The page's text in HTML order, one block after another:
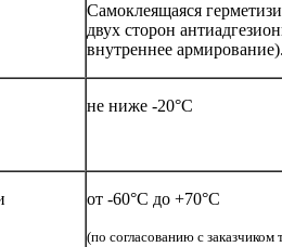
Самоклеящаяся
двух сторон
внутреннее армирование).
не ниже -20°С
от -60°С до +70°С
(по согласованию с